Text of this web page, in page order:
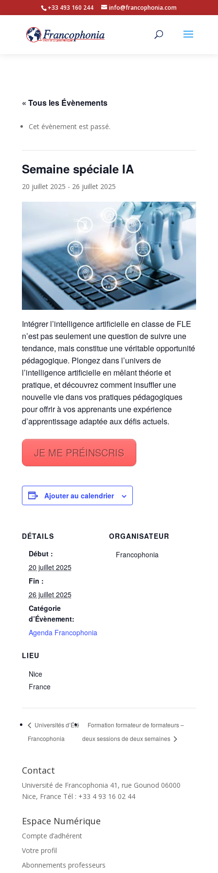
+33 493 160 244 info@francophonia.com
« Tous les Évènements
Cet évènement est passé.
Semaine spéciale IA
20 juillet 2025 - 26 juillet 2025
Intégrer l’intelligence artificielle en classe de FLE
n’est pas seulement une question de suivre une
tendance, mais constitue une véritable opportunité
pédagogique. Plongez dans l’univers de
l’intelligence artificielle en mêlant théorie et
pratique, et découvrez comment insuffler une
nouvelle vie dans vos pratiques pédagogiques
pour offrir à vos apprenants une expérience
d’apprentissage adaptée aux défis actuels.
JE ME PRÉINSCRIS
Ajouter au calendrier
DÉTAILS
Début :
20 juillet 2025
Fin :
26 juillet 2025
Catégorie
d’Évènement:
Agenda Francophonia
LIEU
Nice
France
ORGANISATEUR
Francophonia
Universités d’Été
Francophonia
Formation formateur de formateurs –
deux sessions de deux semaines
Contact
Université de Francophonia 41, rue Gounod 06000
Nice, France Tél : +33 4 93 16 02 44
Espace Numérique
Compte d’adhérent
Votre profil
Abonnements professeurs